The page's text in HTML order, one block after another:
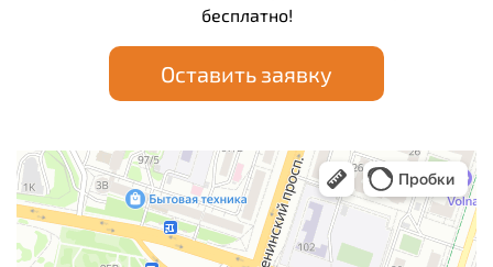
бесплатно!
Оставить заявку